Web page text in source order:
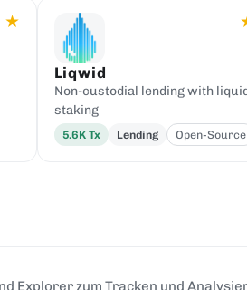
★
Liqwid
Non-custodial lending with
staking
5.6K Tx Lending Open-Source
Explorer zum Tracken und